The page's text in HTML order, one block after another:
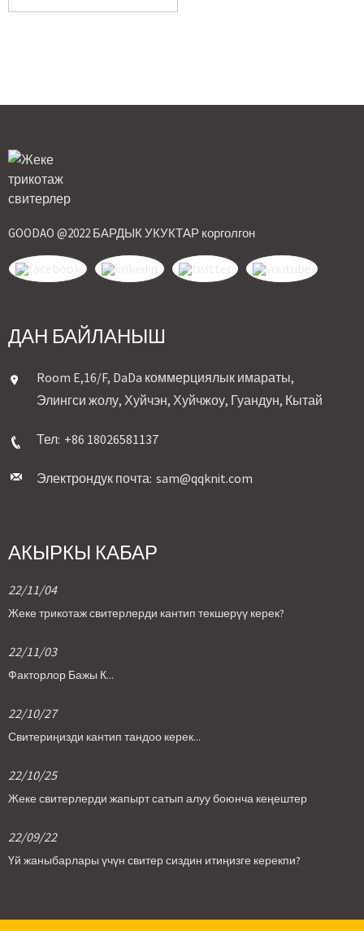
GOODAO @2022 БАРДЫК УКУКТАР корголгон
ДАН БАЙЛАНЫШ
Room E,16/F, DaDa коммерциялык имараты,
Элингси жолу, Хуйчэн, Хуйчжоу, Гуандун, Кытай
Тел: +86 18026581137
Электрондук почта: sam@qqknit.com
АКЫРКЫ КАБАР
22/11/04
Жеке трикотаж свитерлерди кантип текшерүү керек?
22/11/03
Факторлор Бажы К...
22/10/27
Свитериңизди кантип тандоо керек...
22/10/25
Жеке свитерлерди жапырт сатып алуу боюнча кеңештер
22/09/22
Үй жаныбарлары үчүн свитер сиздин итиңизге керекпи?